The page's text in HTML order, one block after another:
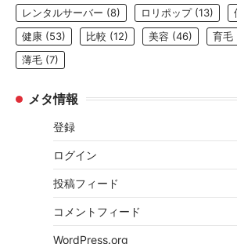
レンタルサーバー (8) ロリポップ(13)
健康 (53) 比較 (12) 美容 (46) 育毛
薄毛 (7)
メタ情報
登録
ログイン
投稿フィード
コメントフィード
WordPress.org